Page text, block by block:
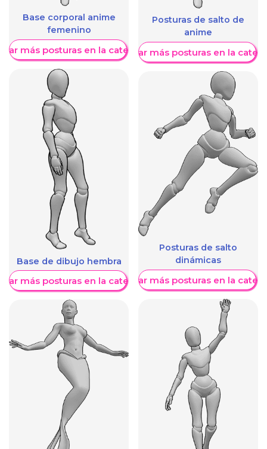
Base corporal anime
femenino
más posturas en la categoría
Base de dibujo hembra
más posturas en la categoría
Posturas de salto de
anime
Mostrar más posturas en la
Posturas de salto
dinámicas
Mostrar más posturas en la